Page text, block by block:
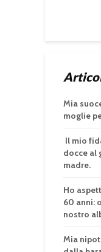
Mia
moglie
Il mio
docce al
madre.
Ho
60 anni:
nostro
Mia